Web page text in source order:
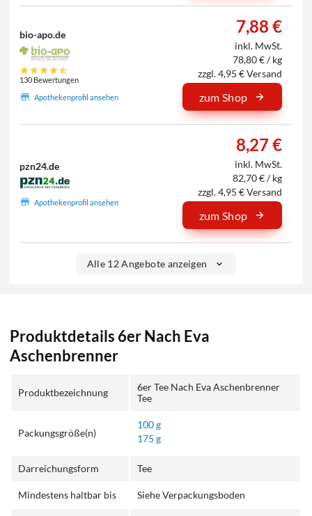
bio-apo.de
130 Bewertungen
Apothekenprofil ansehen
7,88 €
inkl. MwSt.
78,80 € / kg
zzgl. 4,95 € Versand
zum Shop
pzn24.de
Apothekenprofil ansehen
8,27 €
inkl. MwSt.
82,70 € / kg
zzgl. 4,95 € Versand
zum Shop
Alle 12 Angebote anzeigen
Produktdetails 6er Nach Eva
Aschenbrenner
Produktbezeichnung
6er Tee Nach Eva Aschenbrenner
Tee
Packungsgröße(n)
100 g
175 g
Darreichungsform Tee
Mindestens haltbar bis Siehe Verpackungsboden